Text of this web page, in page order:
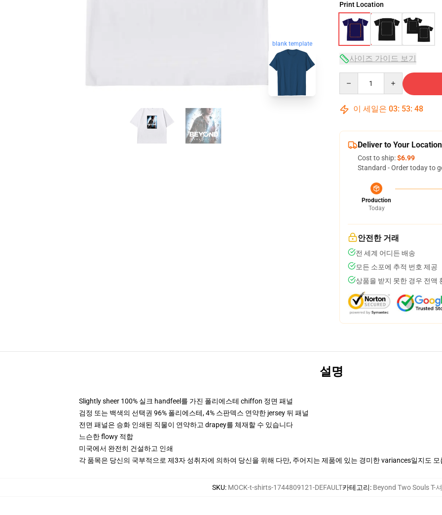
blank template
Print Location
사이즈 가이드 보기
이 세일은 03: 53: 47
Deliver to Your Location
Cost to ship:$6.99
Standard - Order today to
Production
Today
안전한 거래
전 세계 어디든 배송
모든 소포에 추적 번호 제공
상품을 받지 못한 경우 전액
설명
Slightly sheer 100% 실크 handfeel를 가진 폴리에스테 chiffon 정면 패널
검정 또는 백색의 선택권 96% 폴리에스테, 4% 스판덱스 연약한 jersey 뒤 패널
전면 패널은 승화 인쇄된 직물이 연약하고 drapey를 체재할 수 있습니다
느슨한 flowy 적합
미국에서 완전히 건설하고 인쇄
각 품목은 당신의 국부적으로 제3자 성취자에 의하여 당신을 위해 다만, 주어지는 제품에 있는 경미한 variances일지도
SKU: MOCK-t-shirts-1744809121-DEFAULT카테고리: Beyond Two Souls T-